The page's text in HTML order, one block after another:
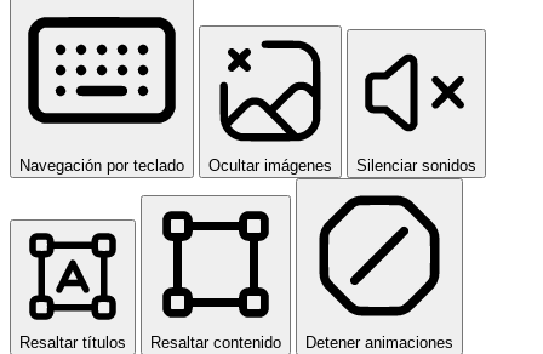
Navegación por teclado Ocultar imágenes Silenciar sonidos
Resaltar títulos Resaltar contenido Detener animaciones